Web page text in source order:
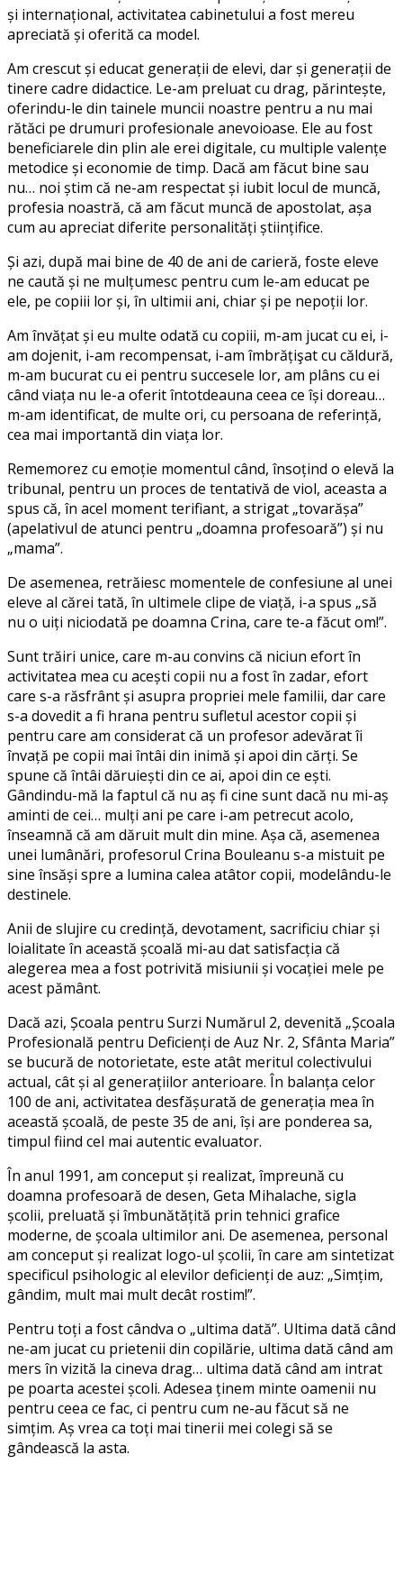
și internațional, activitatea cabinetului a fost mereu
apreciată și oferită ca model.
Am crescut și educat generații de elevi, dar și generații de
tinere cadre didactice. Le-am preluat cu drag, părintește,
oferindu-le din tainele muncii noastre pentru a nu mai
rătăci pe drumuri profesionale anevoioase. Ele au fost
beneficiarele din plin ale erei digitale, cu multiple valențe
metodice și economie de timp. Dacă am făcut bine sau
nu… noi știm că ne-am respectat și iubit locul de muncă,
profesia noastră, că am făcut muncă de apostolat, așa
cum au apreciat diferite personalități științifice.
Și azi, după mai bine de 40 de ani de carieră, foste eleve
ne caută și ne mulțumesc pentru cum le-am educat pe
ele, pe copiii lor și, în ultimii ani, chiar și pe nepoții lor.
Am învățat și eu multe odată cu copiii, m-am jucat cu ei, i-
am dojenit, i-am recompensat, i-am îmbrățişat cu căldură,
m-am bucurat cu ei pentru succesele lor, am plâns cu ei
când viața nu le-a oferit întotdeauna ceea ce își doreau…
m-am identificat, de multe ori, cu persoana de referință,
cea mai importantă din viața lor.
Rememorez cu emoție momentul când, însoțind o elevă la
tribunal, pentru un proces de tentativă de viol, aceasta a
spus că, în acel moment terifiant, a strigat „tovarășa”
(apelativul de atunci pentru „doamna profesoară”) și nu
„mama”.
De asemenea, retrăiesc momentele de confesiune al unei
eleve al cărei tată, în ultimele clipe de viață, i-a spus „să
nu o uiți niciodată pe doamna Crina, care te-a făcut om!”.
Sunt trăiri unice, care m-au convins că niciun efort în
activitatea mea cu acești copii nu a fost în zadar, efort
care s-a răsfrânt și asupra propriei mele familii, dar care
s-a dovedit a fi hrana pentru sufletul acestor copii și
pentru care am considerat că un profesor adevărat îi
învață pe copii mai întâi din inimă și apoi din cărți. Se
spune că întâi dăruiești din ce ai, apoi din ce ești.
Gândindu-mă la faptul că nu aș fi cine sunt dacă nu mi-aș
aminti de cei… mulți ani pe care i-am petrecut acolo,
înseamnă că am dăruit mult din mine. Așa că, asemenea
unei lumânări, profesorul Crina Bouleanu s-a mistuit pe
sine însăși spre a lumina calea atâtor copii, modelându-le
destinele.
Anii de slujire cu credință, devotament, sacrificiu chiar și
loialitate în această școală mi-au dat satisfacția că
alegerea mea a fost potrivită misiunii și vocației mele pe
acest pământ.
Dacă azi, Școala pentru Surzi Numărul 2, devenită „Școala
Profesională pentru Deficienți de Auz Nr. 2, Sfânta Maria”
se bucură de notorietate, este atât meritul colectivului
actual, cât și al generațiilor anterioare. În balanța celor
100 de ani, activitatea desfășurată de generația mea în
această școală, de peste 35 de ani, își are ponderea sa,
timpul fiind cel mai autentic evaluator.
În anul 1991, am conceput și realizat, împreună cu
doamna profesoară de desen, Geta Mihalache, sigla
școlii, preluată și îmbunătățită prin tehnici grafice
moderne, de școala ultimilor ani. De asemenea, personal
am conceput și realizat logo-ul școlii, în care am sintetizat
specificul psihologic al elevilor deficienți de auz: „Simțim,
gândim, mult mai mult decât rostim!”.
Pentru toți a fost cândva o „ultima dată”. Ultima dată când
ne-am jucat cu prietenii din copilărie, ultima dată când am
mers în vizită la cineva drag… ultima dată când am intrat
pe poarta acestei școli. Adesea ținem minte oamenii nu
pentru ceea ce fac, ci pentru cum ne-au făcut să ne
simțim. Aș vrea ca toți mai tinerii mei colegi să se
gândească la asta.